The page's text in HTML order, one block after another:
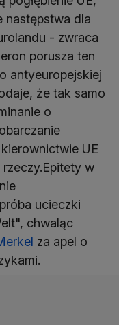
następstwa dla
- zwraca
porusza ten
antyeuropejskiej
że tak samo
o
UE
w
ucieczki
chwaląc
za apel o